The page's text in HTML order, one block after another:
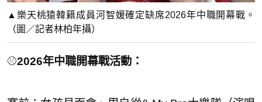
▲樂天桃猿韓籍成員河智媛確定缺席2026年中職開幕戰。
（圖／記者林柏年攝）
⚾2026年中職開幕戰活動：